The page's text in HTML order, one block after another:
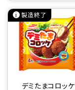
デミたまコロッケ
製造終了